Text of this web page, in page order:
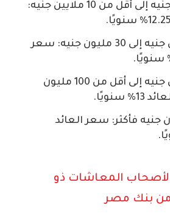
من 2 مليون جنيه إلى أقل من 10 ملايين جنيه:
من 10 ملايين جنيه إلى 30 مليون جنيه: سعر
من 30 مليون جنيه إلى أقل من 100 مليون
سنويًا.
مليون جنيه فأكثر: سعر العائد
لأصحاب المعاشات ذو
من بنك مصر